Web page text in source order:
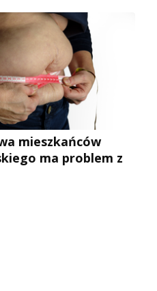
mieszkańców
ma problem z